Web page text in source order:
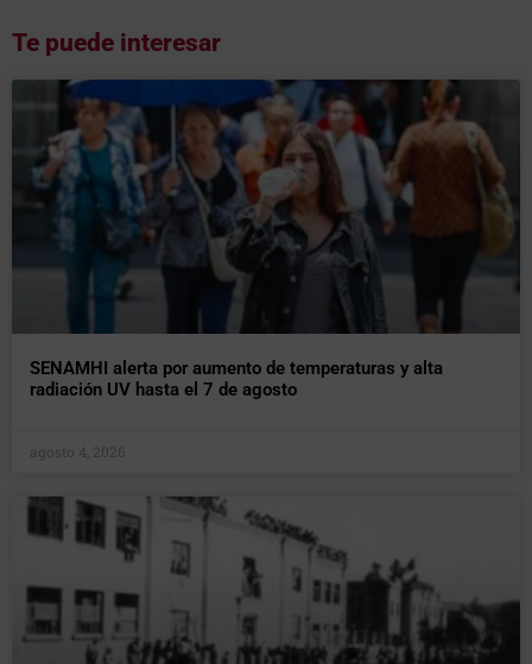
Te puede interesar
SENAMHI alerta por aumento de temperaturas y alta
radiación UV hasta el 7 de agosto
agosto 4, 2026